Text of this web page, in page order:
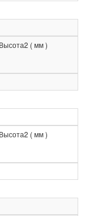
( мм )
( мм )